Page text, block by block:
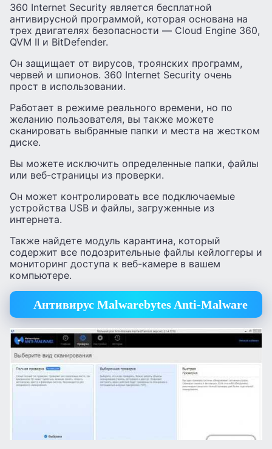
360 Internet Security является бесплатной
антивирусной программой, которая основана на
трех двигателях безопасности — Cloud Engine 360,
QVM II и BitDefender.
Он защищает от вирусов, троянских программ,
червей и шпионов. 360 Internet Security очень
прост в использовании.
Работает в режиме реального времени, но по
желанию пользователя, вы также можете
сканировать выбранные папки и места на жестком
диске.
Вы можете исключить определенные папки, файлы
или веб-страницы из проверки.
Он может контролировать все подключаемые
устройства USB и файлы, загруженные из
интернета.
Также найдете модуль карантина, который
содержит все подозрительные файлы кейлоггеры и
мониторинг доступа к веб-камере в вашем
компьютере.
Антивирус Malwarebytes Anti-Malware